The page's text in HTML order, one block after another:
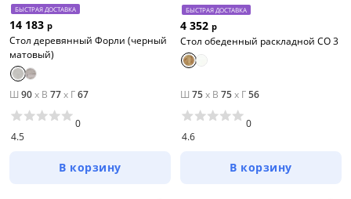
БЫСТРАЯ ДОСТАВКА
14 183 р
Стол деревянный Форли (черный
матовый)
Ш 90x В 77x Г67
4.5
0
В корзину
БЫСТРАЯ ДОСТАВКА
4 352 р
Стол обеденный раскладной СО 3
Ш 75x В 75x Г56
4.6
0
В корзину